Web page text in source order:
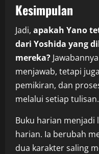
Kesimpulan
Jadi, apakah Yano
dari Yoshida yang
mereka?
menjawab, tetapi
pemikiran, dan
melalui setiap tulisan.
Buku harian menjadi
harian. Ia berubah
dua karakter saling